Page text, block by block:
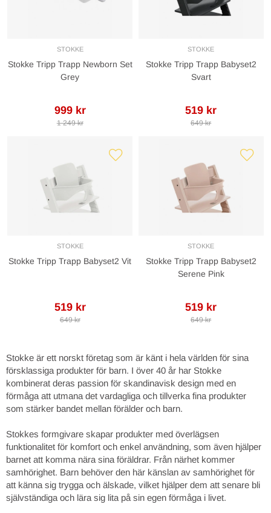
STOKKE
Stokke Tripp Trapp Newborn Set
Grey
999 kr
1 249 kr
STOKKE
Stokke Tripp Trapp Babyset2
Svart
519 kr
649 kr
STOKKE
Stokke Tripp Trapp Babyset2 Vit
519 kr
649 kr
STOKKE
Stokke Tripp Trapp Babyset2
Serene Pink
519 kr
649 kr
Stokke är ett norskt företag som är känt i hela världen för sina
försklassiga produkter för barn. I över 40 år har Stokke
kombinerat deras passion för skandinavisk design med en
förmåga att utmana det vardagliga och tillverka fina produkter
som stärker bandet mellan förälder och barn.
Stokkes formgivare skapar produkter med överlägsen
funktionalitet för komfort och enkel användning, som även hjälper
barnet att komma nära sina föräldrar. Från närhet kommer
samhörighet. Barn behöver den här känslan av samhörighet för
att känna sig trygga och älskade, vilket hjälper dem att senare bli
självständiga och lära sig lita på sin egen förmåga i livet.